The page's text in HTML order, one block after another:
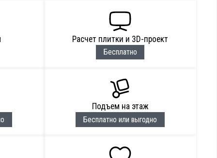
Расчет плитки и 3D-проект
Бесплатно
Подъем на этаж
Бесплатно или выгодно